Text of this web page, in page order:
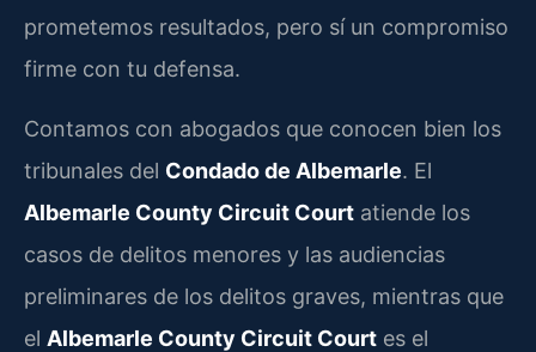
prometemos resultados, pero sí un compromiso
firme con tu defensa.
Contamos con abogados que conocen bien los
tribunales del Condado de Albemarle. El
Albemarle County Circuit Court atiende los
casos de delitos menores y las audiencias
preliminares de los delitos graves, mientras que
el Albemarle County Circuit Court es el